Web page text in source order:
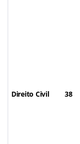
Direito Civil 38